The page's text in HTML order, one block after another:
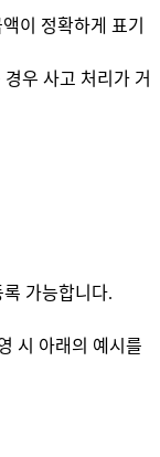
이 정확하게 표기
우 사고 처리가 거
가능합니다.
시 아래의 예시를